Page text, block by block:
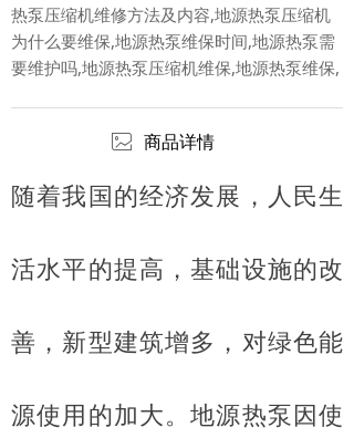
热泵压缩机维修方法及内容,地源热泵压缩机
为什么要维保,地源热泵维保时间,地源热泵需
要维护吗,地源热泵压缩机维保,地源热泵维保,
商品详情
随着我国的经济发展，人民生
活水平的提高，基础设施的改
善，新型建筑增多，对绿色能
源使用的加大。地源热泵因使
ꂈ